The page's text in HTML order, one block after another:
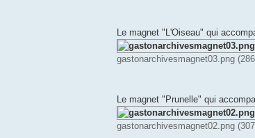
Le magnet "L'Oiseau" qui
gastonarchivesmagnet03.png
Le magnet "Prunelle" qui
gastonarchivesmagnet02.png